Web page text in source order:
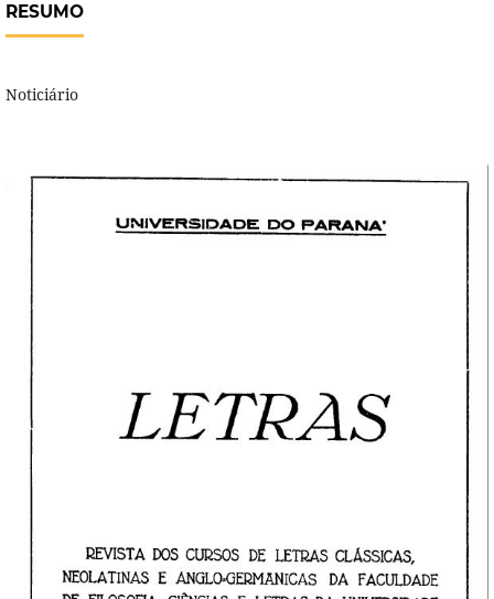
RESUMO
Noticiário